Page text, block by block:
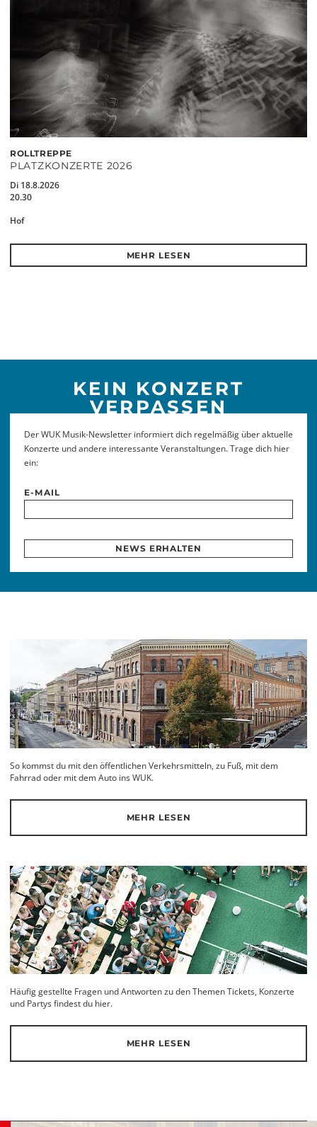
ROLLTREPPE
PLATZKONZERTE 2026
Di 18.8.2026
20.30
Hof
MEHR LESEN
KEIN KONZERT
VERPASSEN
Der WUK Musik-Newsletter informiert dich regelmäßig über aktuelle
Konzerte und andere interessante Veranstaltungen. Trage dich hier
ein:
E-MAIL
NEWS ERHALTEN
So kommst du mit den öffentlichen Verkehrsmitteln, zu Fuß, mit dem
Fahrrad oder mit dem Auto ins WUK.
MEHR LESEN
Häufig gestellte Fragen und Antworten zu den Themen Tickets, Konzerte
und Partys findest du hier.
MEHR LESEN